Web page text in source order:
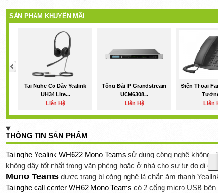
SẢN PHẨM KHUYẾN MÃI
Tai Nghe Có Dây Yealink
UH34 Lite...
Liên Hệ
Tổng Đài IP Grandstream
UCM6308...
Liên Hệ
Điện Thoại
Liên
THÔNG TIN SẢN PHẨM
Tai nghe Yealink WH622 Mono Teams sử dụng công nghệ không
không dây tốt nhất trong văn phòng hoặc ở nhà cho sự tự do di
Mono Teamsđược trang bị công nghệ lá chắn âm thanh
Tai nghe call center WH62 Mono Teams có 2 cổng micro USB